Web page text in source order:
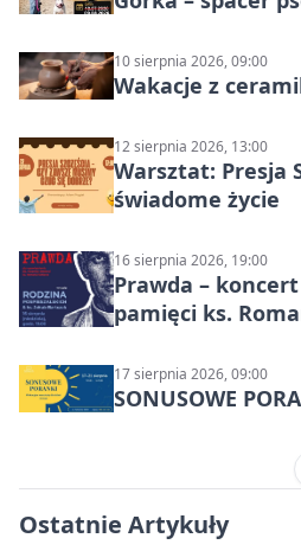
10 sierpnia 2026, 09:00
Wakacje z
12 sierpnia 2026, 13:00
Warsztat: Presja
świadome życie
16 sierpnia 2026, 19:00
Prawda –
pamięci ks.
17 sierpnia 2026, 09:00
SONUSOWE
Ostatnie Artykuły